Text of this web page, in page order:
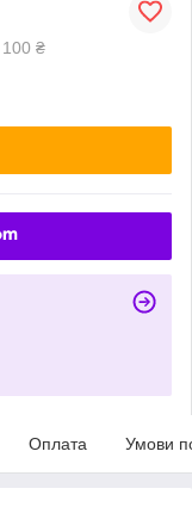
₴
Оплата Умови